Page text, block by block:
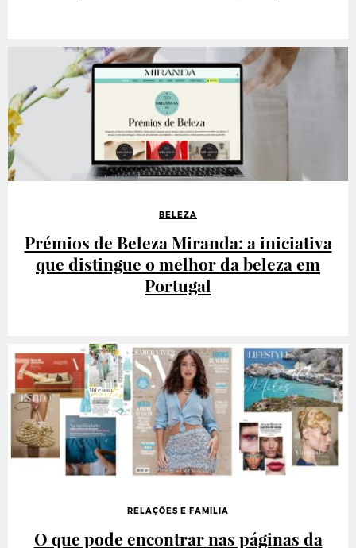
BELEZA
Prémios de Beleza Miranda: a iniciativa
que distingue o melhor da beleza em
Portugal
RELAÇÕES E FAMÍLIA
O que pode encontrar nas páginas da